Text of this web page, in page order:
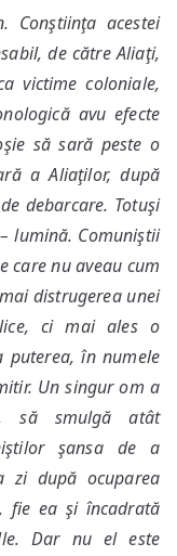
Conştiinţa acestei
de către Aliaţi,
victime coloniale,
avu efecte
să sară peste o
a Aliaţilor, după
debarcare. Totuşi
lumină. Comuniştii
care nu aveau cum
distrugerea unei
ci mai ales o
puterea, în numele
Un singur om a
să smulgă atât
şansa de a
zi după ocuparea
fie ea şi încadrată
Dar nu el este